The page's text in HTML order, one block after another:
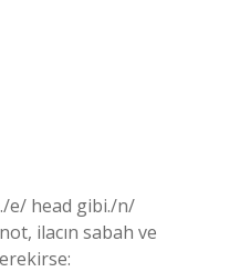
e/ head gibi./n/
ilacın sabah ve